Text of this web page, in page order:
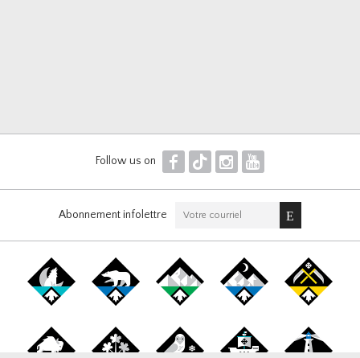
Follow us on F T I Y
Abonnement infolettre